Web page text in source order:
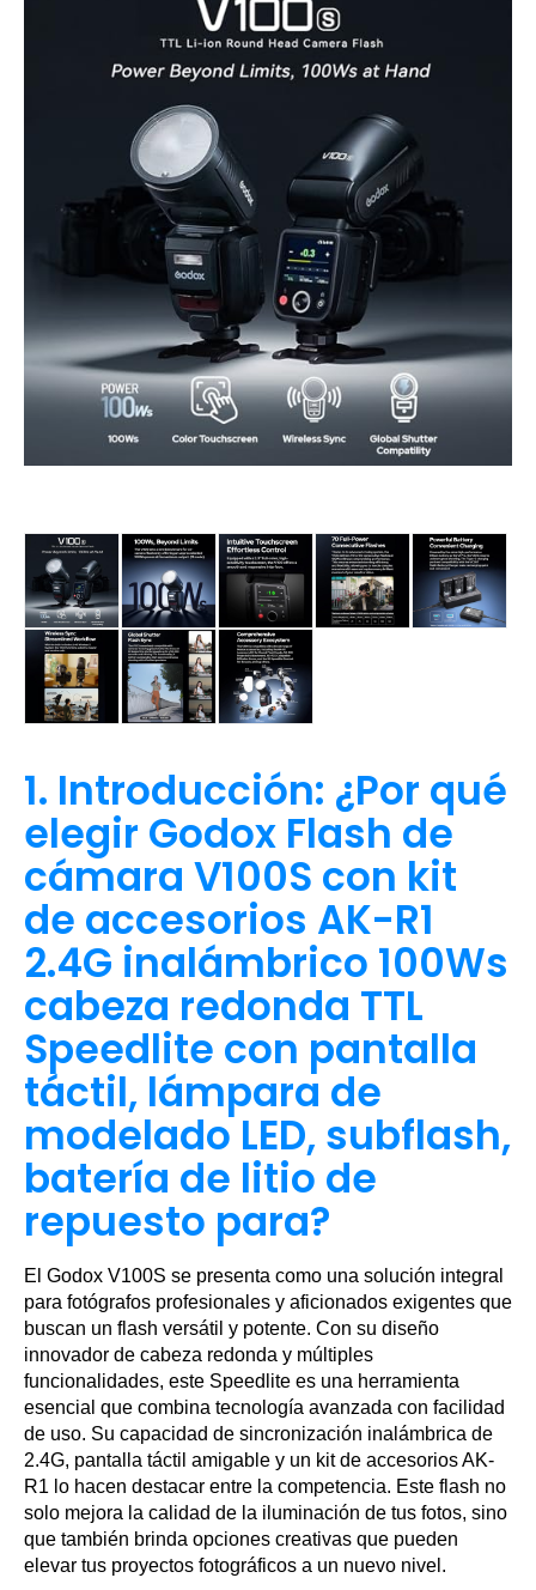
1. Introducción: ¿Por qué
elegir Godox Flash de
cámara V100S con kit
de accesorios AK-R1
2.4G inalámbrico 100Ws
cabeza redonda TTL
Speedlite con pantalla
táctil, lámpara de
modelado LED, subflash,
batería de litio de
repuesto para?
El Godox V100S se presenta como una solución integral
para fotógrafos profesionales y aficionados exigentes que
buscan un flash versátil y potente. Con su diseño
innovador de cabeza redonda y múltiples
funcionalidades, este Speedlite es una herramienta
esencial que combina tecnología avanzada con facilidad
de uso. Su capacidad de sincronización inalámbrica de
2.4G, pantalla táctil amigable y un kit de accesorios AK-
R1 lo hacen destacar entre la competencia. Este flash no
solo mejora la calidad de la iluminación de tus fotos, sino
que también brinda opciones creativas que pueden
elevar tus proyectos fotográficos a un nuevo nivel.